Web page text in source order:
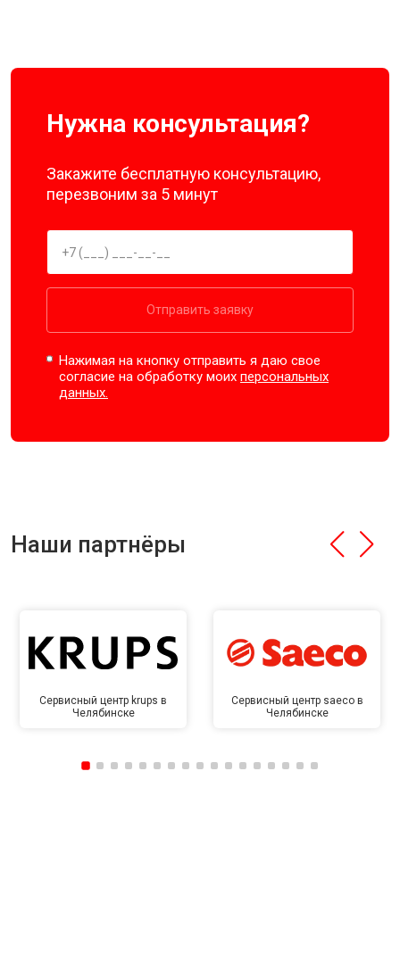
Нужна консультация?
Закажите бесплатную консультацию,
перезвоним за 5 минут
Отправить заявку
Нажимая на кнопку отправить я даю свое
согласие на обработку моихперсональных
данных.
Наши партнёры
Сервисный центр krups в
Челябинске
Сервисный центр saeco в
Челябинске